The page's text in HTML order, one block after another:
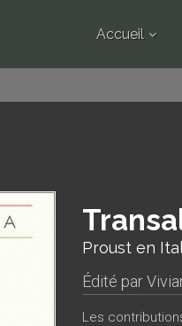
Accueil
Proust en
Édité par
Les